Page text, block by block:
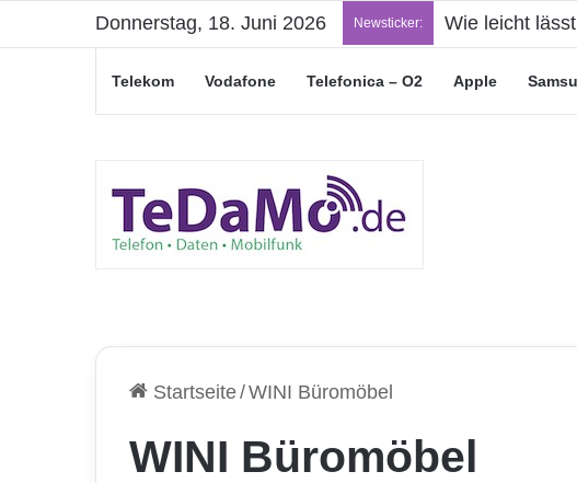
Donnerstag, 18. Juni 2026 Newsticker: Wie leicht
Telekom Vodafone Telefonica – O2 Apple
Startseite/WINI Büromöbel
WINI Büromöbel